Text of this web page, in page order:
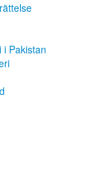
i Pakistan